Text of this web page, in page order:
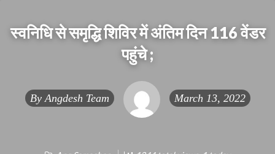
स्वनिधि से समृद्धि शिविर में अंतिम दिन 116 वेंडर
पहुंचे ;
By Angdesh Team March 13, 2022